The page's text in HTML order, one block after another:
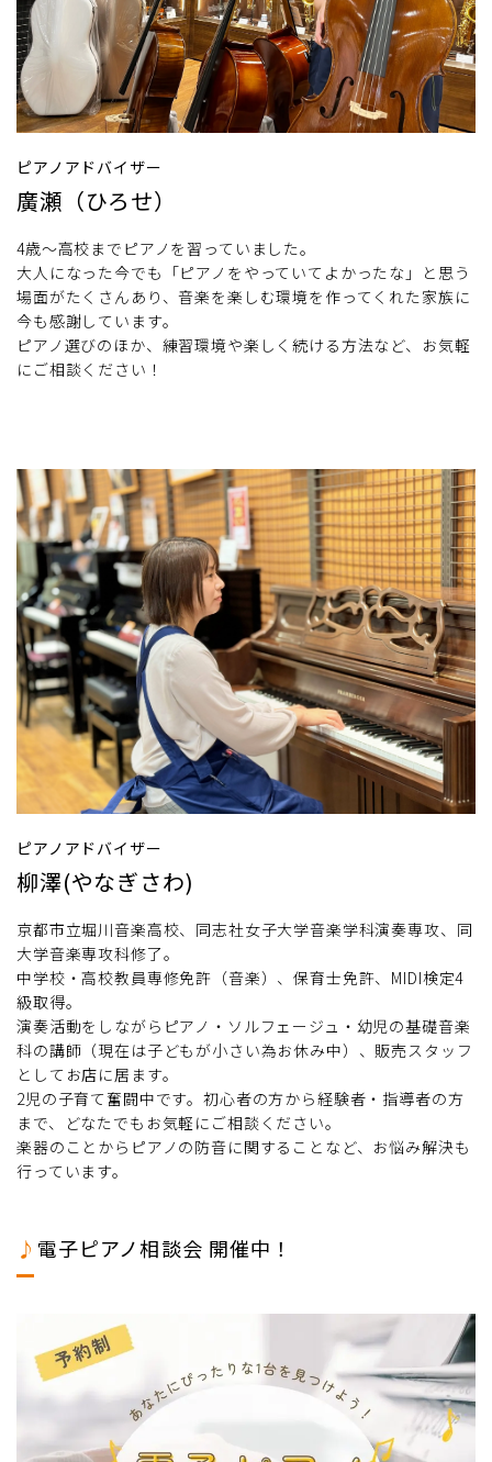
ピアノアドバイザー
廣瀬（ひろせ）
4歳～高校までピアノを習っていました。
大人になった今でも「ピアノをやっていてよかったな」と思う
場面がたくさんあり、音楽を楽しむ環境を作ってくれた家族に
今も感謝しています。
ピアノ選びのほか、練習環境や楽しく続ける方法など、お気軽
にご相談ください！
ピアノアドバイザー
柳澤(やなぎさわ)
京都市立堀川音楽高校、同志社女子大学音楽学科演奏専攻、同
大学音楽専攻科修了。
中学校・高校教員専修免許（音楽）、保育士免許、MIDI検定4
級取得。
演奏活動をしながらピアノ・ソルフェージュ・幼児の基礎音楽
科の講師（現在は子どもが小さい為お休み中）、販売スタッフ
としてお店に居ます。
2児の子育て奮闘中です。初心者の方から経験者・指導者の方
まで、どなたでもお気軽にご相談ください。
楽器のことからピアノの防音に関することなど、お悩み解決も
行っています。
♪ 電子ピアノ相談会 開催中！